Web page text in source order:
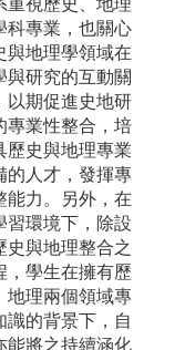
科專業，也關心
與地理學領域在
與研究的互動關
以期促進史地研
專業性整合，培
歷史與地理專業
的人才，發揮專
能力。另外，在
習環境下，除設
史與地理整合之
，學生在擁有歷
地理兩個領域專
識的背景下，自
能將之持續涵化